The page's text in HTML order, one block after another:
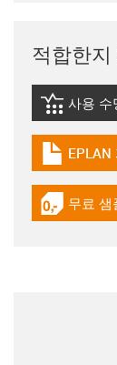
적합한
igus-icon-
사용 수
igus-icon-
EPLAN
igus-icon-
무료 샘